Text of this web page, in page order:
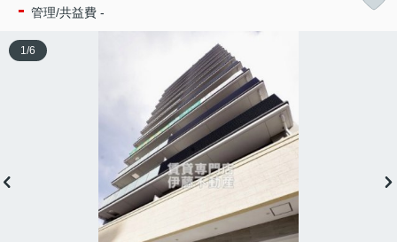
- 管理/共益費 -
1/6